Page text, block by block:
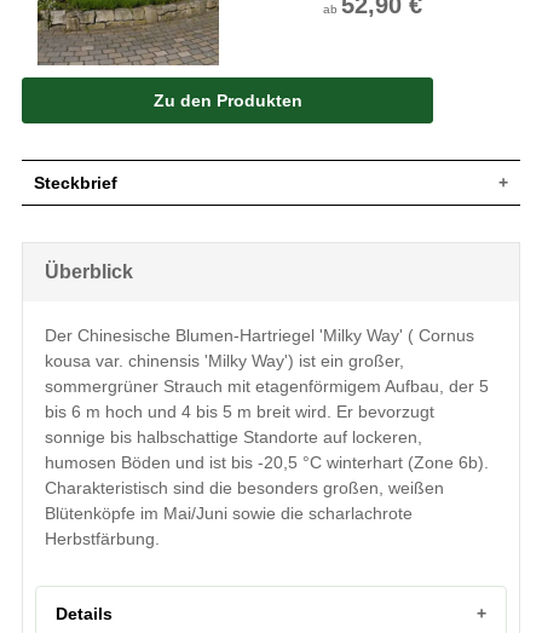
ab
Zu den Produkten
Steckbrief
Blatt
Sommergrün, eiförmig, lang zugespitzt,
Oberseite mittelgrün, Unterseite graugrün,
Stiel gelblich, Herbstfärbung scharlachrot,
5 bis 10 cm lang
Frucht
Himbeerartig, rosarot, ca. 2 cm dick
Blüte
Große, weiße Blütenköpfe
Blütezeit
Mai / Juni
Rinde
Grau, abblätternd
Wurzeln
Oberflächlich, stark verzweigt, hoher
Boden
Untergründe, Staunässe und kalkhaltige
Überblick
Der Chinesische Blumen-Hartriegel 'Milky Way' ( Cornus
kousa var. chinensis 'Milky Way') ist ein großer,
sommergrüner Strauch mit etagenförmigem Aufbau, der 5
bis 6 m hoch und 4 bis 5 m breit wird. Er bevorzugt
sonnige bis halbschattige Standorte auf lockeren,
humosen Böden und ist bis -20,5 °C winterhart (Zone 6b).
Charakteristisch sind die besonders großen, weißen
Blütenköpfe im Mai/Juni sowie die scharlachrote
Herbstfärbung.
Details